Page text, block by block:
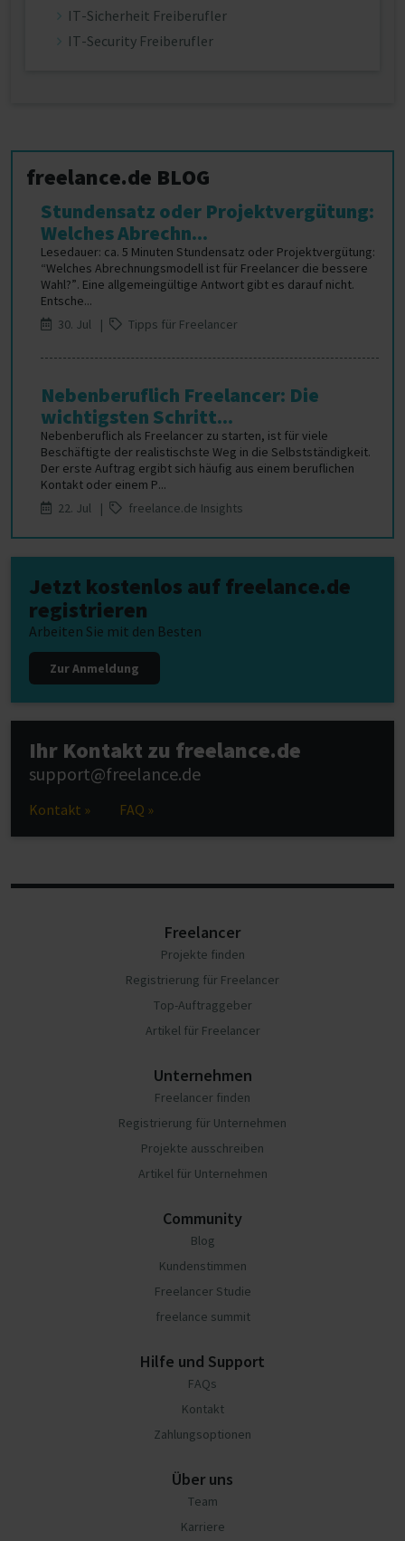
IT-Sicherheit Freiberufler
IT-Security Freiberufler
freelance.de BLOG
Stundensatz oder Projektvergütung:
Welches Abrechn...
Lesedauer: ca. 5 Minuten Stundensatz oder Projektvergütung:
“Welches Abrechnungsmodell ist für Freelancer die bessere
Wahl?”. Eine allgemeingültige Antwort gibt es darauf nicht.
Entsche...
30. Jul |
Tipps für Freelancer
Nebenberuflich Freelancer: Die
wichtigsten Schritt...
Nebenberuflich als Freelancer zu starten, ist für viele
Beschäftigte der realistischste Weg in die Selbstständigkeit.
Der erste Auftrag ergibt sich häufig aus einem beruflichen
Kontakt oder einem P...
22. Jul |
freelance.de Insights
Jetzt kostenlos auf freelance.de
registrieren
Arbeiten Sie mit den Besten
Zur Anmeldung
Ihr Kontakt zu freelance.de
support@freelance.de
Kontakt » FAQ »
Freelancer
Projekte finden
Registrierung für Freelancer
Top-Auftraggeber
Artikel für Freelancer
Unternehmen
Freelancer finden
Registrierung für Unternehmen
Projekte ausschreiben
Artikel für Unternehmen
Community
Blog
Kundenstimmen
Freelancer Studie
freelance summit
Hilfe und Support
FAQs
Kontakt
Zahlungsoptionen
Über uns
Team
Karriere